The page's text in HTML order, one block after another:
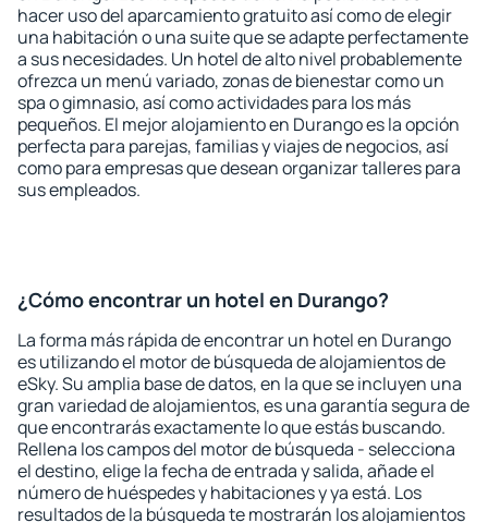
hacer uso del aparcamiento gratuito así como de elegir
una habitación o una suite que se adapte perfectamente
a sus necesidades. Un hotel de alto nivel probablemente
ofrezca un menú variado, zonas de bienestar como un
spa o gimnasio, así como actividades para los más
pequeños. El mejor alojamiento en Durango es la opción
perfecta para parejas, familias y viajes de negocios, así
como para empresas que desean organizar talleres para
sus empleados.
¿Cómo encontrar un hotel en Durango?
La forma más rápida de encontrar un hotel en Durango
es utilizando el motor de búsqueda de alojamientos de
eSky. Su amplia base de datos, en la que se incluyen una
gran variedad de alojamientos, es una garantía segura de
que encontrarás exactamente lo que estás buscando.
Rellena los campos del motor de búsqueda - selecciona
el destino, elige la fecha de entrada y salida, añade el
número de huéspedes y habitaciones y ya está. Los
resultados de la búsqueda te mostrarán los alojamientos